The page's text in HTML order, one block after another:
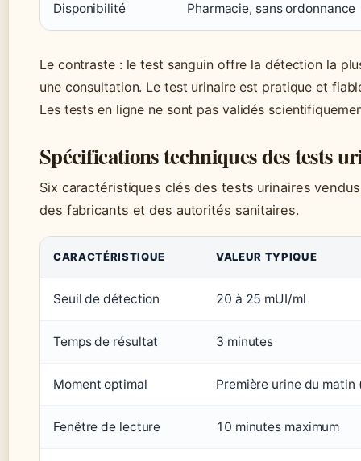
Disponibilité Pharmacie, sans ordonnance
Le contraste : le test sanguin offre la détection la
une consultation. Le test urinaire est pratique et
Les tests en ligne ne sont pas validés
Spécifications techniques des tests
Six caractéristiques clés des tests urinaires
des fabricants et des autorités sanitaires.
CARACTÉRISTIQUE VALEUR TYPIQUE
Seuil de détection 20 à 25 mUI/ml
Temps de résultat 3 minutes
Moment optimal Première urine du matin
Fenêtre de lecture 10 minutes maximum